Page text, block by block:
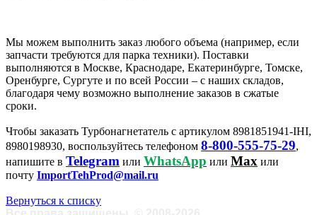
Мы можем выполнить заказ любого объема (например, если
запчасти требуются для парка техники). Поставки
выполняются в Москве, Краснодаре, Екатеринбурге, Томске,
Оренбурге, Сургуте и по всей России – с наших складов,
благодаря чему возможно выполнение заказов в сжатые
сроки.
Чтобы заказать Турбонагнетатель с артикулом 8981851941-IHI,
8980198930, воспользуйтесь телефоном 8-800-555-75-29,
напишите в Telegram или WhatsApp или Max или
почту ImportTehProd@mail.ru
Вернуться к списку